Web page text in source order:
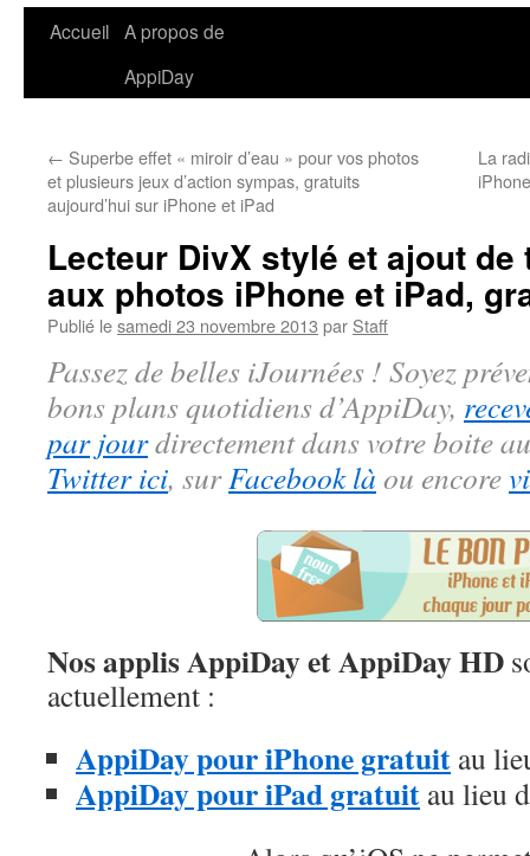
Accueil A propos de
AppiDay
← Superbe effet « miroir d’eau » pour vos photos
et plusieurs jeux d’action sympas, gratuits
aujourd’hui sur iPhone et iPad
La
Lecteur DivX stylé et ajout
aux photos iPhone et iPad,
Publié lesamedi 23 novembre 2013 par Staff
Passez de belles iJournées ! Soyez
bons plans quotidiens d’AppiDay,
par jourdirectement dans votre boite
Twitter ici, surFacebook là ou encore
Nos applis AppiDay et AppiDay HD
actuellement :
AppiDay pour iPhone gratuit au
AppiDay pour iPad gratuit au lieu